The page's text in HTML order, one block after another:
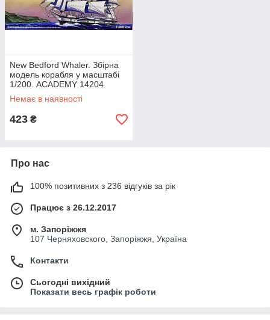
New Bedford Whaler. Збірна
модель корабля у масштабі
1/200. ACADEMY 14204
Немає в наявності
423 ₴
Про нас
100% позитивних з 236 відгуків за рік
Працює з 26.12.2017
м. Запоріжжя
107 Черняховского, Запоріжжя, Україна
Контакти
Сьогодні вихідний
Показати весь графік роботи